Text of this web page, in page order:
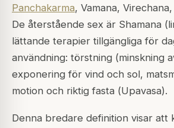
Panchakarma, Vamana,
De återstående sex är Shamana
lättande terapier tillgängliga för
användning: törstning (minskning
exponering för vind och sol,
motion och riktig fasta (Upavasa).
Denna bredare definition visar att